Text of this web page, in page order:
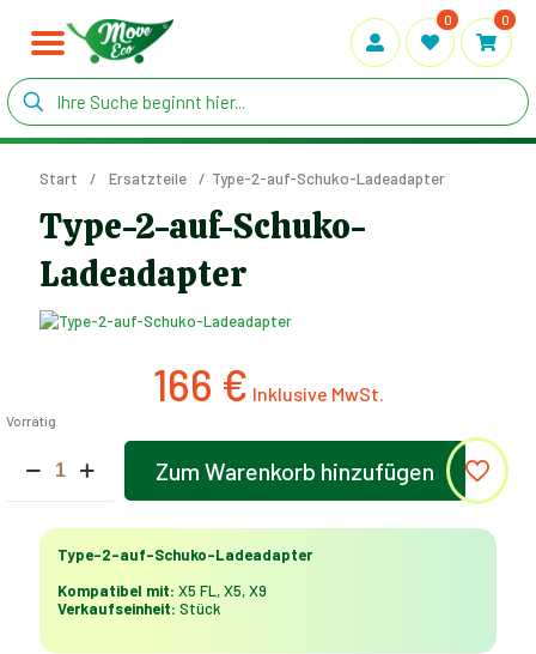
0 0
Start / Ersatzteile / Type-2-auf-Schuko-Ladeadapter
Type-2-auf-Schuko-
Ladeadapter
166 €
Vorrätig
Ladeadapter
Zum Warenkorb hinzufügen
Alternative:
Type-2-auf-Schuko-Ladeadapter
Kompatibel mit: X5 FL, X5, X9
Verkaufseinheit: Stück